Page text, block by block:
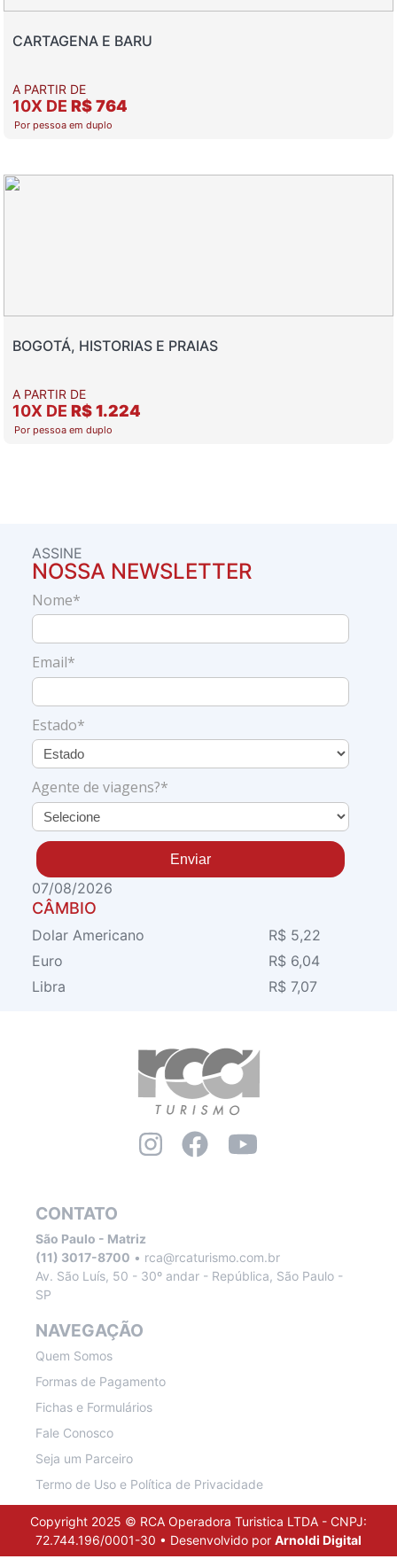
CARTAGENA E BARU
A PARTIR DE
10X DE R$ 764
Por pessoa em duplo
BOGOTÁ, HISTORIAS E PRAIAS
A PARTIR DE
10X DE R$ 1.224
Por pessoa em duplo
ASSINE
NOSSA NEWSLETTER
Nome*
Email*
Estado*
Agente de viagens?*
Enviar
07/08/2026
CÂMBIO
Dolar Americano
R$ 5,22
Euro
R$ 6,04
Libra
R$ 7,07
CONTATO
São Paulo - Matriz
(11) 3017-8700 • rca@rcaturismo.com.br
Av. São Luís, 50 - 30º andar - República, São Paulo -
SP
NAVEGAÇÃO
Quem Somos
Formas de Pagamento
Fichas e Formulários
Fale Conosco
Seja um Parceiro
Termo de Uso e Política de Privacidade
Copyright 2025 © RCA Operadora Turistica LTDA - CNPJ:
72.744.196/0001-30 • Desenvolvido por Arnoldi Digital